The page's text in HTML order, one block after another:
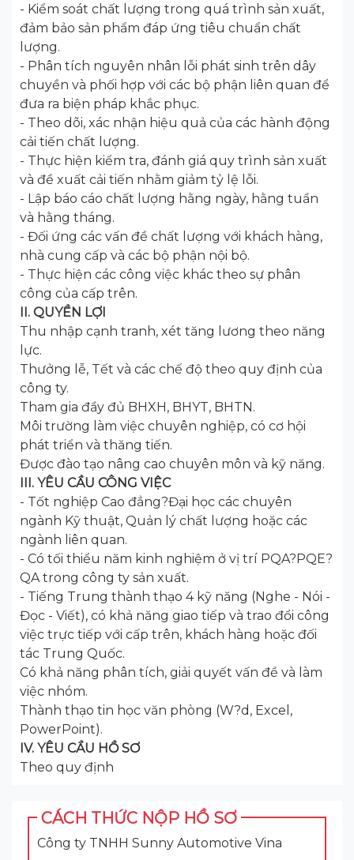
- Kiểm soát chất lượng trong quá trình sản xuất,
đảm bảo sản phẩm đáp ứng tiêu chuẩn chất
lượng.
- Phân tích nguyên nhân lỗi phát sinh trên dây
chuyền và phối hợp với các bộ phận liên quan để
đưa ra biện pháp khắc phục.
- Theo dõi, xác nhận hiệu quả của các hành động
cải tiến chất lượng.
- Thực hiện kiểm tra, đánh giá quy trình sản xuất
và đề xuất cải tiến nhằm giảm tỷ lệ lỗi.
- Lập báo cáo chất lượng hằng ngày, hằng tuần
và hằng tháng.
- Đối ứng các vấn đề chất lượng với khách hàng,
nhà cung cấp và các bộ phận nội bộ.
- Thực hiện các công việc khác theo sự phân
công của cấp trên.
II. QUYỀN LỢI
Thu nhập cạnh tranh, xét tăng lương theo năng
lực.
Thưởng lễ, Tết và các chế độ theo quy định của
công ty.
Tham gia đầy đủ BHXH, BHYT, BHTN.
Môi trường làm việc chuyên nghiệp, có cơ hội
phát triển và thăng tiến.
Được đào tạo nâng cao chuyên môn và kỹ năng.
III. YÊU CẦU CÔNG VIỆC
- Tốt nghiệp Cao đẳng?Đại học các chuyên
ngành Kỹ thuật, Quản lý chất lượng hoặc các
ngành liên quan.
- Có tối thiểu năm kinh nghiệm ở vị trí PQA?PQE?
QA trong công ty sản xuất.
- Tiếng Trung thành thạo 4 kỹ năng (Nghe - Nói -
Đọc - Viết), có khả năng giao tiếp và trao đổi công
việc trực tiếp với cấp trên, khách hàng hoặc đối
tác Trung Quốc.
Có khả năng phân tích, giải quyết vấn đề và làm
việc nhóm.
Thành thạo tin học văn phòng (W?d, Excel,
PowerPoint).
IV. YÊU CẦU HỒ SƠ
Theo quy định
CÁCH THỨC NỘP HỒ SƠ
Công ty TNHH Sunny Automotive Vina